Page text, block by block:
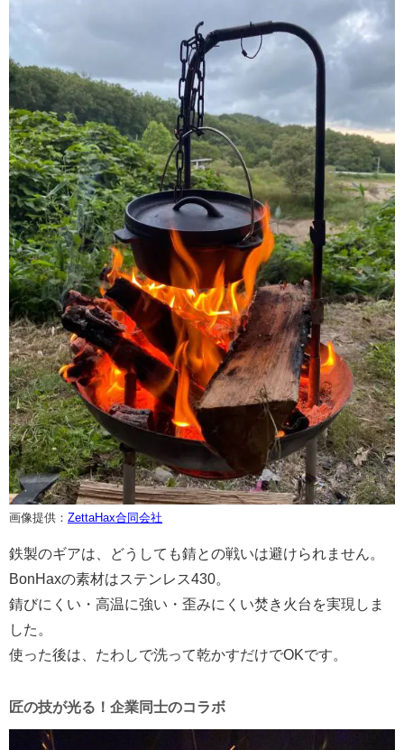
画像提供： ZettaHax合同会社
鉄製のギアは、どうしても錆との戦いは避けられません。
BonHaxの素材はステンレス430。
錆びにくい・高温に強い・歪みにくい焚き火台を実現しま
した。
使った後は、たわしで洗って乾かすだけでOKです。
匠の技が光る！企業同士のコラボ